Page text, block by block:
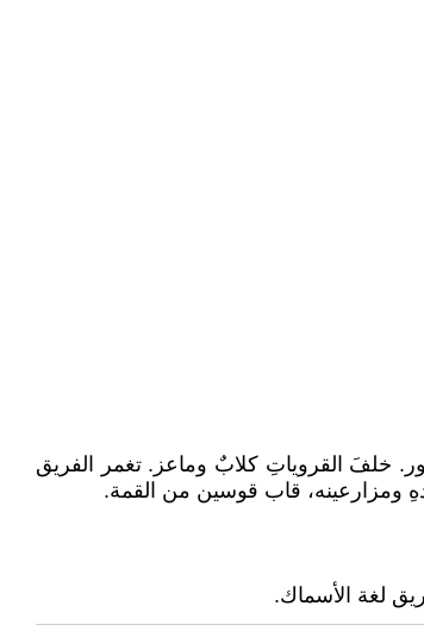
خلفَ القروياتِ كلابٌ وماعز. تغمر الفريق
ومزارعينه، قاب قوسين من القمة.
لغة الأسماك.